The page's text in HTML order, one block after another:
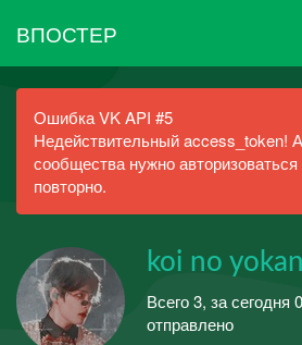
ВПОСТЕР
Ошибка VK API #5
Недействительный access_token!
сообщества нужно
повторно.
koi no yokan
Всего 3, за сегодня
отправлено